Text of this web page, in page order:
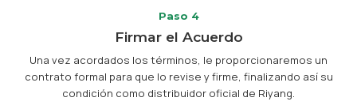
Paso 4
Firmar el Acuerdo
Una vez acordados los términos, le proporcionaremos un
contrato formal para que lo revise y firme, finalizando así su
condición como distribuidor oficial de Riyang.